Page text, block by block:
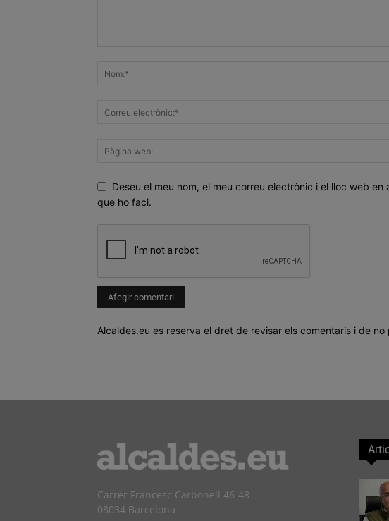
Deseu el meu nom, el meu correu electrònic i el lloc web
que ho faci.
Alcaldes.eu es reserva el dret de revisar els comentaris i de
Carrer Francesc Carbonell 46-48
08034 Barcelona